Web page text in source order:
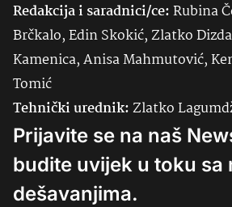
Redakcija i saradnici/ce:Rubina
Brčkalo, Edin Skokić, Zlatko
Kamenica, Anisa Mahmutović,
Tomić
Tehnički urednik:Zlatko
Prijavite se na naš
budite uvijek u toku sa
dešavanjima.